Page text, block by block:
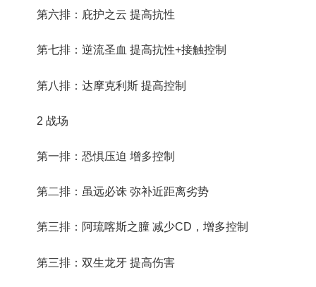
第六排：庇护之云 提高抗性
第七排：逆流圣血 提高抗性+接触控制
第八排：达摩克利斯 提高控制
2 战场
第一排：恐惧压迫 增多控制
第二排：虽远必诛 弥补近距离劣势
第三排：阿琉喀斯之膧 减少CD，增多控制
第三排：双生龙牙 提高伤害